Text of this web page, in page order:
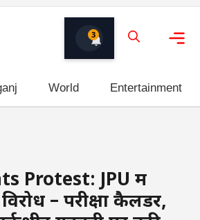
3
World Entertainment
Protest: JPU में
– परीक्षा कैलेंडर,